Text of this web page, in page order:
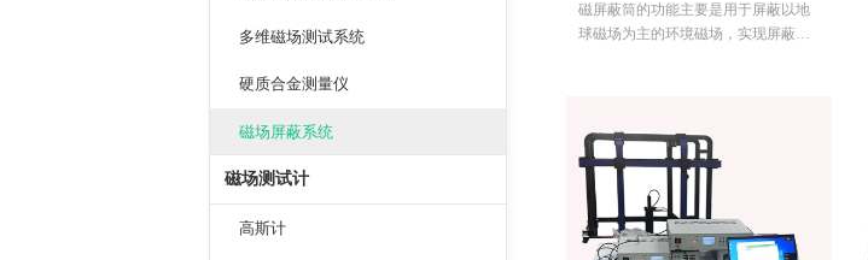
磁屏蔽筒的功能主要是用于屏蔽以地
球磁场为主的环境磁场，实现屏蔽后
要和要求，该屏蔽筒外形美观、重量
轻、使用方便、性价比高，适用于党
政军机关、部队、科研、高校等单
位。
多维磁场测试系统
硬质合金测量仪
磁场屏蔽系统
磁场测试计
高斯计